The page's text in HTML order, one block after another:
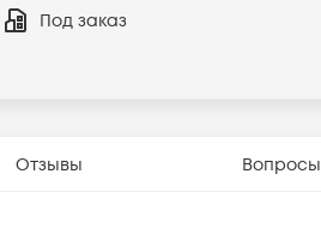
Под заказ
Отзывы Вопросы